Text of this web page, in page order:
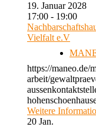
19. Januar 2028
17:00 - 19:00
Vielfalt e.V
https://maneo.de/
arbeit/
Weitere
20 Jan.